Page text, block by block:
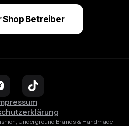
Shop Betreiber
Underground Brands & Handmade